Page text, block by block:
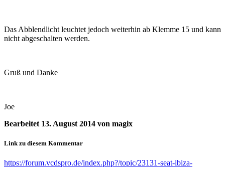
Das Abblendlicht leuchtet jedoch weiterhin ab Klemme 15 und kann
nicht abgeschalten werden.
Gruß und Danke
Joe
Bearbeitet 13. August 2014 von magix
Link zu diesem Kommentar
https://forum.vcdspro.de/index.php?/topic/23131-seat-ibiza-